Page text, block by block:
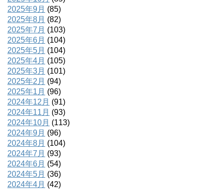
2025年9月 (85)
2025年8月 (82)
2025年7月 (103)
2025年6月 (104)
2025年5月 (104)
2025年4月 (105)
2025年3月 (101)
2025年2月 (94)
2025年1月 (96)
2024年12月 (91)
2024年11月 (93)
2024年10月 (113)
2024年9月 (96)
2024年8月 (104)
2024年7月 (93)
2024年6月 (54)
2024年5月 (36)
2024年4月 (42)